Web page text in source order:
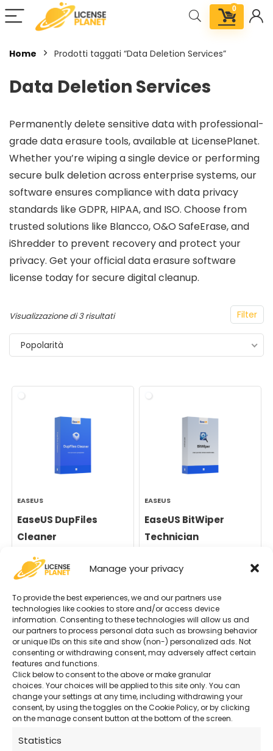
Manage your privacy
To provide the best experiences, we and our partners use
technologies like cookies to store and/or access device
information. Consenting to these technologies will allow us and
our partners to process personal data such as browsing behavior
or unique IDs on this site and show (non-) personalized ads. Not
consenting or withdrawing consent, may adversely affect certain
features and functions.
Click below to consent to the above or make granular
choices. Your choices will be applied to this site only. You can
change your settings at any time, including withdrawing your
consent, by using the toggles on the Cookie Policy, or by clicking
on the manage consent button at the bottom of the screen.
Statistics
0
Home Prodotti taggati “Data Deletion Services”
Data Deletion Services
Permanently delete sensitive data with professional-
grade data erasure tools, available at LicensePlanet.
Whether you’re wiping a single device or performing
secure bulk deletion across enterprise systems, our
software ensures compliance with data privacy
standards like GDPR, HIPAA, and ISO. Choose from
trusted solutions like Blancco, O&O SafeErase, and
iShredder to prevent recovery and protect your
privacy. Get your official data erasure software
license today for secure digital cleanup.
Filter
Visualizzazione di 3 risultati
Popolarità
EASEUS
EaseUS DupFiles
Cleaner
Da39,90€
EASEUS
EaseUS BitWiper
Technician
Da64,90